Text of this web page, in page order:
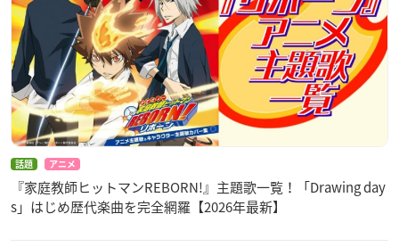
話題 アニメ
『家庭教師ヒットマンREBORN!』主題歌一覧！「Drawing day
s」はじめ歴代楽曲を完全網羅【2026年最新】